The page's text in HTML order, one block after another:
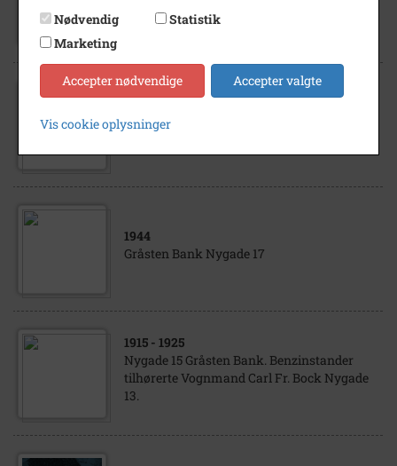
1943
Gråsten Bank Deklarerer 9 % i udbytte for
1944
Gråsten Bank Nygade 17
1915 - 1925
Nygade 15 Gråsten Bank. Benzinstander
tilhørerte Vognmand Carl Fr. Bock Nygade
13.
Nødvendig
Statistik
Marketing
Accepter nødvendige Accepter valgte
Vis cookie oplysninger